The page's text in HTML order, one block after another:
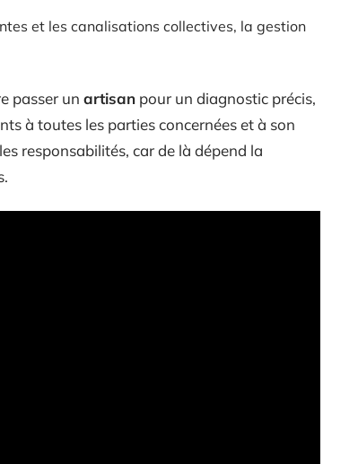
et les canalisations collectives, la gestion
passer un artisan pour un diagnostic précis,
à toutes les parties concernées et à son
responsabilités, car de là dépend la